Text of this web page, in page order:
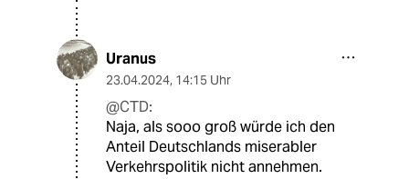
Uranus
23.04.2024, 14:15 Uhr
@CTD:
Naja, als sooo groß würde ich den
Anteil Deutschlands miserabler
Verkehrspolitik nicht annehmen.